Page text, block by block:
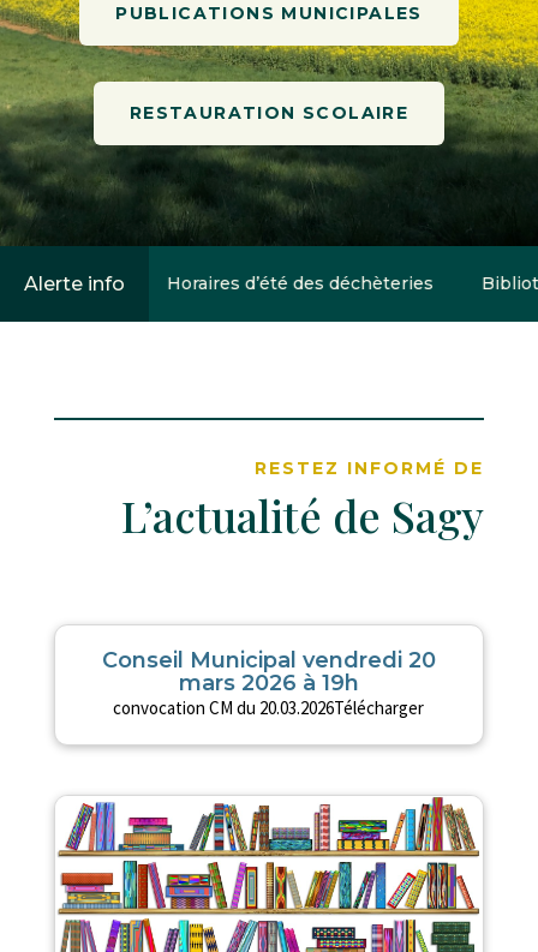
PUBLICATIONS MUNICIPALES
RESTAURATION SCOLAIRE
Alerte infoHoraires d’été des déchèteries
RESTEZ INFORMÉ DE
L’actualité de Sagy
Conseil Municipal vendredi 20
mars 2026 à 19h
convocation CM du 20.03.2026Télécharger